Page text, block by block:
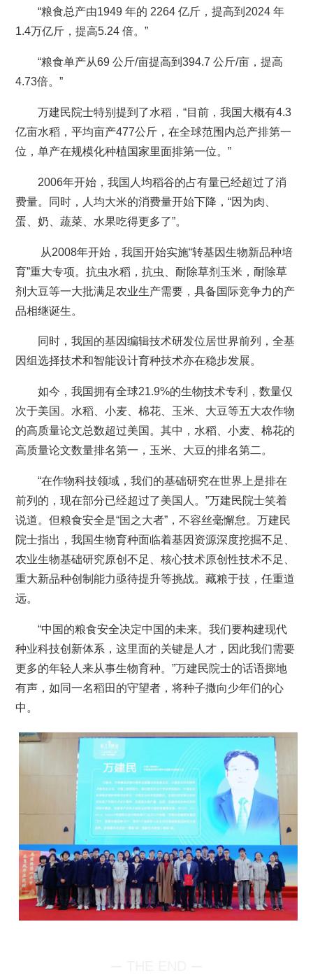
“粮食总产由1949 年的 2264 亿斤，提高到2024 年
1.4万亿斤，提高5.24 倍。”
“粮食单产从69 公斤/亩提高到394.7 公斤/亩，提高
4.73倍。”
万建民院士特别提到了水稻，“目前，我国大概有4.3
亿亩水稻，平均亩产477公斤，在全球范围内总产排第一
位，单产在规模化种植国家里面排第一位。”
2006年开始，我国人均稻谷的占有量已经超过了消
费量。同时，人均大米的消费量开始下降，“因为肉、
蛋、奶、蔬菜、水果吃得更多了”。
从2008年开始，我国开始实施“转基因生物新品种培
育”重大专项。抗虫水稻，抗虫、耐除草剂玉米，耐除草
剂大豆等一大批满足农业生产需要，具备国际竞争力的产
品相继诞生。
同时，我国的基因编辑技术研发位居世界前列，全基
因组选择技术和智能设计育种技术亦在稳步发展。
如今，我国拥有全球21.9%的生物技术专利，数量仅
次于美国。水稻、小麦、棉花、玉米、大豆等五大农作物
的高质量论文总数超过美国。其中，水稻、小麦、棉花的
高质量论文数量排名第一，玉米、大豆的排名第二。
“在作物科技领域，我们的基础研究在世界上是排在
前列的，现在部分已经超过了美国人。”万建民院士笑着
说道。但粮食安全是“国之大者”，不容丝毫懈怠。万建民
院士指出，我国生物育种面临着基因资源深度挖掘不足、
农业生物基础研究原创不足、核心技术原创性技术不足、
重大新品种创制能力亟待提升等挑战。藏粮于技，任重道
远。
“中国的粮食安全决定中国的未来。我们要构建现代
种业科技创新体系，这里面的关键是人才，因此我们需要
更多的年轻人来从事生物育种。”万建民院士的话语掷地
有声，如同一名稻田的守望者，将种子撒向少年们的心
中。